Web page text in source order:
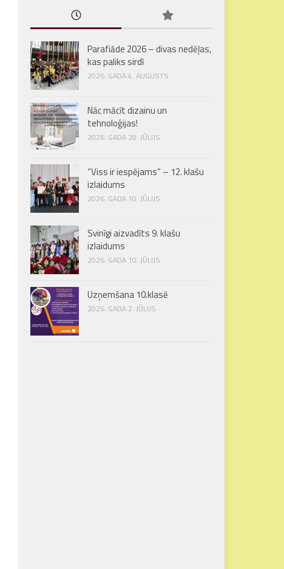
Parafiāde 2026 – divas nedēļas,
kas paliks sirdī
2026. GADA 4. AUGUSTS
Nāc mācīt dizainu un
tehnoloģijas!
2026. GADA 28. JŪLIJS
“Viss ir iespējams” – 12. klašu
izlaidums
2026. GADA 10. JŪLIJS
Svinīgi aizvadīts 9. klašu
izlaidums
2026. GADA 10. JŪLIJS
Uzņemšana 10.klasē
2026. GADA 2. JŪLIJS